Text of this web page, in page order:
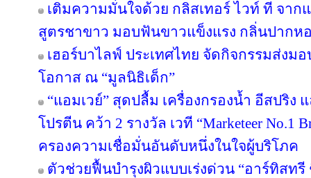
เติมความมั่นใจด้วย กลิสเทอร์ ไวท์ ที จาก
สูตรชาขาว มอบฟันขาวแข็งแรง กลิ่นปากห
เฮอร์บาไลฟ์ ประเทศไทย จัดกิจกรรมส่ง
โอกาส ณ “มูลนิธิเด็ก”
“แอมเวย์” สุดปลื้ม เครื่องกรองน้ำ อีสปริง
โปรตีน คว้า 2 รางวัล เวที “Marketeer No.1
ครองความเชื่อมั่นอันดับหนึ่งในใจผู้บริโภค
ตัวช่วยฟื้นบำรุงผิวแบบเร่งด่วน “อาร์ทิสท